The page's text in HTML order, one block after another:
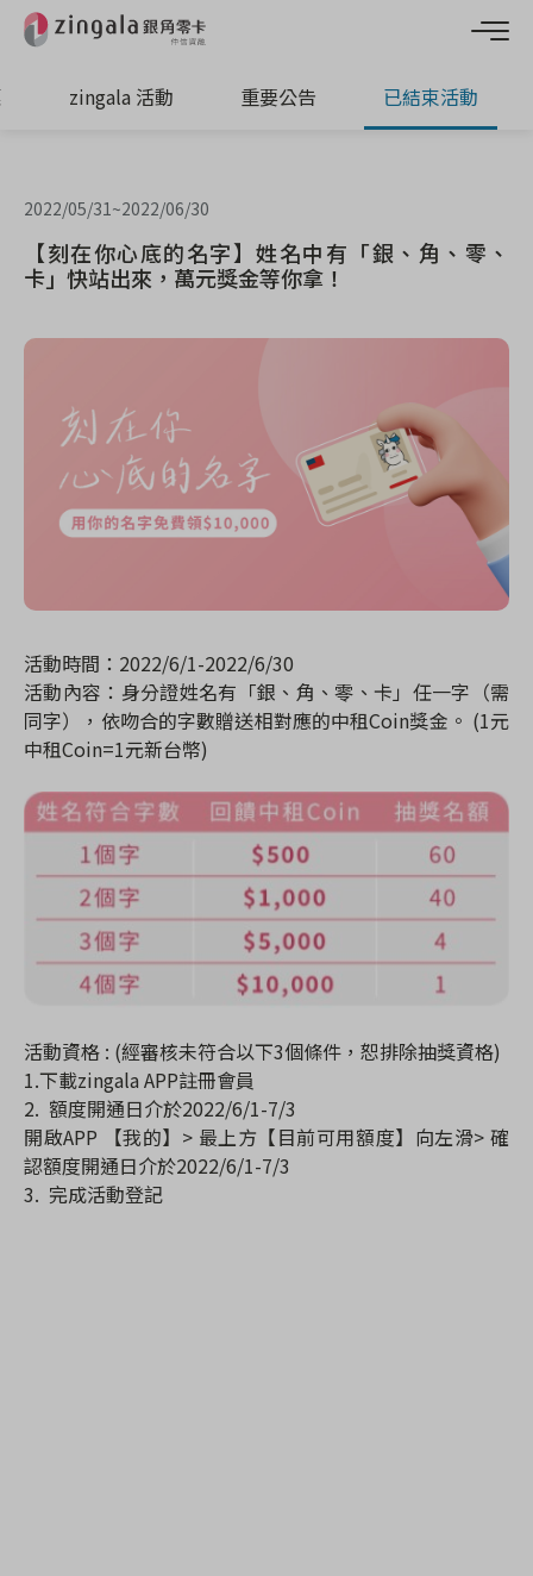
zingala 活動 重要公告 已結束活動
2022/05/31 ~2022/06/30
【刻在你心底的名字】姓名中有「銀、角、零、
卡」快站出來，萬元獎金等你拿！
活動時間：2022/6/1-2022/6/30
活動內容：身分證姓名有「銀、角、零、卡」任一字（需
同字），依吻合的字數贈送相對應的中租Coin獎金。 (1元
中租Coin=1元新台幣)
活動資格 : (經審核未符合以下3個條件，恕排除抽獎資格)
1.下載zingala APP註冊會員
2. 額度開通日介於2022/6/1-7/3
開啟APP 【我的】> 最上方【目前可用額度】向左滑> 確
認額度開通日介於2022/6/1-7/3
3. 完成活動登記